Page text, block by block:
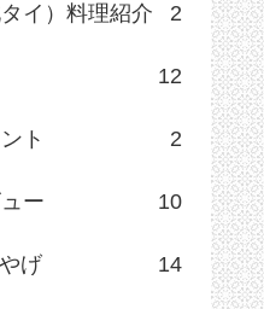
イ）料理紹介 2
12
ト 2
ー 10
げ 14